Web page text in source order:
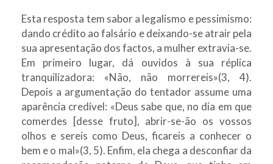
Esta resposta tem sabor a legalismo e pessimismo:
dando crédito ao falsário e deixando-se atrair pela
sua apresentação dos factos, a mulher extravia-se.
Em primeiro lugar, dá ouvidos à sua réplica
tranquilizadora: «Não, não morrereis»(3, 4).
Depois a argumentação do tentador assume uma
aparência credível: «Deus sabe que, no dia em que
comerdes [desse fruto], abrir-se-ão os vossos
olhos e sereis como Deus, ficareis a conhecer o
bem e o mal»(3, 5). Enfim, ela chega a desconfiar da